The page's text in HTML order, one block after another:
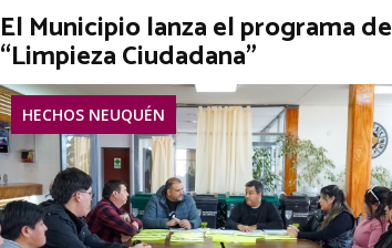
El Municipio lanza el programa de
“Limpieza Ciudadana”
HECHOS NEUQUÉN